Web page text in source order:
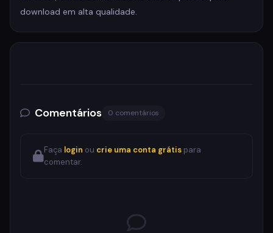
download em alta qualidade.
Comentários 0 comentários
Faça login ou crie uma conta grátis para
comentar.